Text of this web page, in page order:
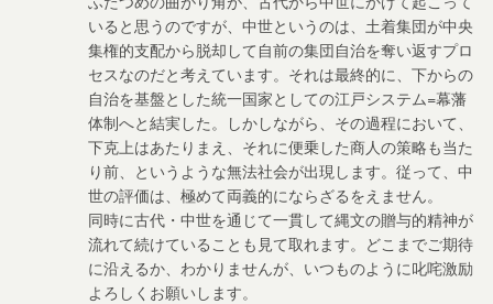
いると思うのですが、中世というのは、土着集団が中央
集権的支配から脱却して自前の集団自治を奪い返すプロ
セスなのだと考えています。それは最終的に、下からの
自治を基盤とした統一国家としての江戸システム=幕藩
体制へと結実した。しかしながら、その過程において、
下克上はあたりまえ、それに便乗した商人の策略も当た
り前、というような無法社会が出現します。従って、中
世の評価は、極めて両義的にならざるをえません。
同時に古代・中世を通じて一貫して縄文の贈与的精神が
流れて続けていることも見て取れます。どこまでご期待
に沿えるか、わかりませんが、いつものように叱咤激励
よろしくお願いします。